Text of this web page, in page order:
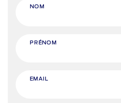
NOM
PRÉNOM
EMAIL